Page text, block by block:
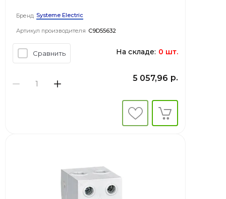
Бренд Systeme Electric
Артикул производителя C9D55632
Сравнить На складе: 0 шт.
5 057,96 р.